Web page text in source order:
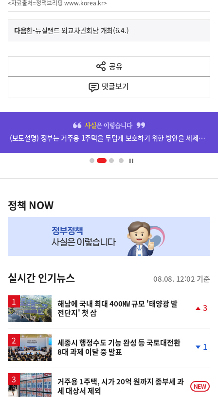
<자료출처=정책브리핑 www.korea.kr>
이
전
다
음
다음기
한-뉴질랜드 외교차관회담 개최(6.4.)
공유
열
기
댓글보기
영
(보도설명) 정부는 거주용 1주택을 두텁게 보호하기 위한 방안을 세제개편안에 담았습니다.
책
NOW,
뉴
스
정책 NOW
실시간 인기뉴스 08.08. 12:02 기준
해남에 국내 최대 400㎿ 규모 '태양광 발
전단지' 첫 삽
상
3
세종시 행정수도 기능 완성 등 국토대전환
8대 과제 이달 중 발표
하
락
1
거주용 1주택, 시가 20억 원까지 종부세 과
세 대상서 제외
NEW